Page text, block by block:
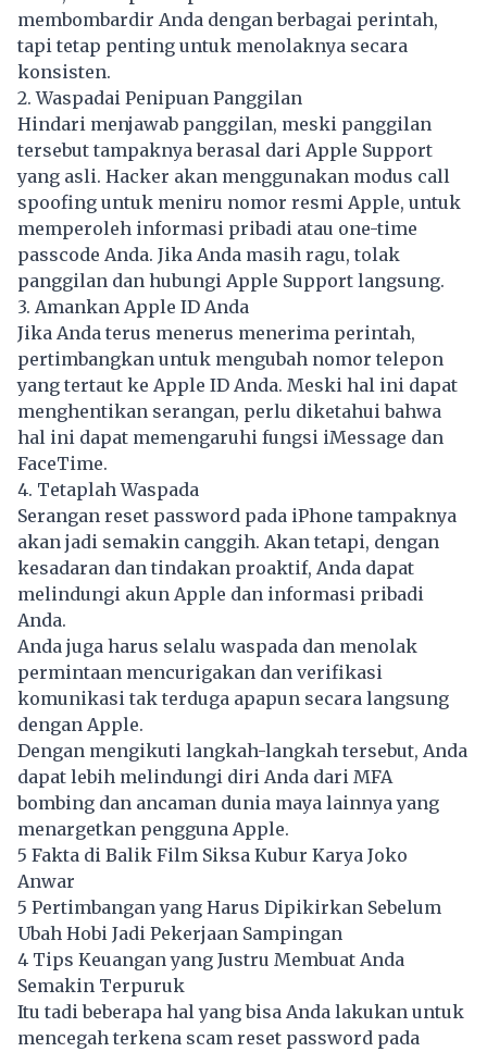
membombardir Anda dengan berbagai perintah,
tapi tetap penting untuk menolaknya secara
konsisten.
2. Waspadai Penipuan Panggilan
Hindari menjawab panggilan, meski panggilan
tersebut tampaknya berasal dari Apple Support
yang asli. Hacker akan menggunakan modus call
spoofing untuk meniru nomor resmi Apple, untuk
memperoleh informasi pribadi atau one-time
passcode Anda. Jika Anda masih ragu, tolak
panggilan dan hubungi Apple Support langsung.
3. Amankan Apple ID Anda
Jika Anda terus menerus menerima perintah,
pertimbangkan untuk mengubah nomor telepon
yang tertaut ke Apple ID Anda. Meski hal ini dapat
menghentikan serangan, perlu diketahui bahwa
hal ini dapat memengaruhi fungsi iMessage dan
FaceTime.
4. Tetaplah Waspada
Serangan reset password pada iPhone tampaknya
akan jadi semakin canggih. Akan tetapi, dengan
kesadaran dan tindakan proaktif, Anda dapat
melindungi akun Apple dan informasi pribadi
Anda.
Anda juga harus selalu waspada dan menolak
permintaan mencurigakan dan verifikasi
komunikasi tak terduga apapun secara langsung
dengan Apple.
Dengan mengikuti langkah-langkah tersebut, Anda
dapat lebih melindungi diri Anda dari MFA
bombing dan ancaman dunia maya lainnya yang
menargetkan pengguna Apple.
5 Fakta di Balik Film Siksa Kubur Karya Joko
Anwar
5 Pertimbangan yang Harus Dipikirkan Sebelum
Ubah Hobi Jadi Pekerjaan Sampingan
4 Tips Keuangan yang Justru Membuat Anda
Semakin Terpuruk
Itu tadi beberapa hal yang bisa Anda lakukan untuk
mencegah terkena scam reset password pada